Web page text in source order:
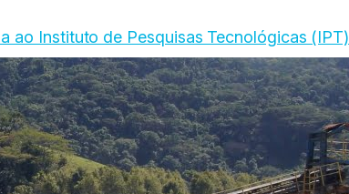
ao Instituto de Pesquisas Tecnológicas (IPT)